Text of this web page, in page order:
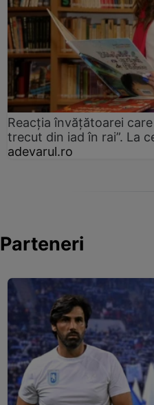
Reacția învățătoarei
trecut din iad în rai”. La
adevarul.ro
Parteneri